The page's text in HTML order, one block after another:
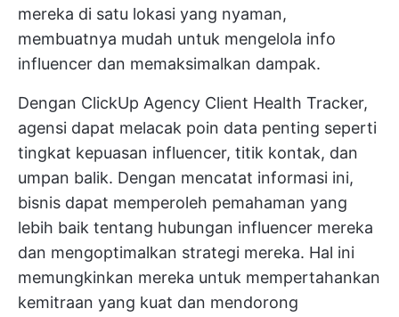
mereka di satu lokasi yang nyaman,
membuatnya mudah untuk mengelola info
influencer dan memaksimalkan dampak.
Dengan ClickUp Agency Client Health Tracker,
agensi dapat melacak poin data penting seperti
tingkat kepuasan influencer, titik kontak, dan
umpan balik. Dengan mencatat informasi ini,
bisnis dapat memperoleh pemahaman yang
lebih baik tentang hubungan influencer mereka
dan mengoptimalkan strategi mereka. Hal ini
memungkinkan mereka untuk mempertahankan
kemitraan yang kuat dan mendorong